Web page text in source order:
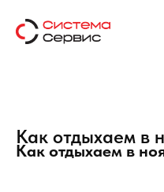
Как отдыхаем в
Как отдыхаем в